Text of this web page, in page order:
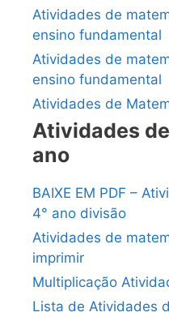
Atividades de
ensino fundamental
Atividades de
ensino fundamental
Atividades de
Atividades
ano
BAIXE EM PDF –
4° ano divisão
Atividades de
imprimir
Multiplicação
Lista de Atividades